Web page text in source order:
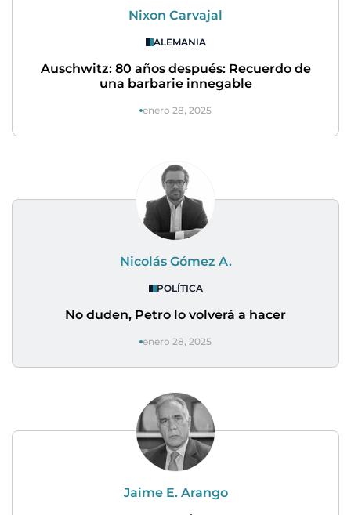
Nixon Carvajal
ALEMANIA
Auschwitz: 80 años después: Recuerdo de
una barbarie innegable
enero 28, 2025
Nicolás Gómez A.
POLÍTICA
No duden, Petro lo volverá a hacer
enero 28, 2025
Jaime E. Arango